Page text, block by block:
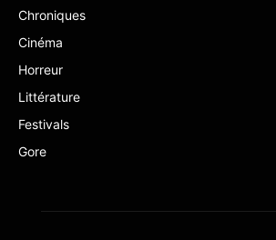
Chroniques
Cinéma
Horreur
Littérature
Festivals
Gore